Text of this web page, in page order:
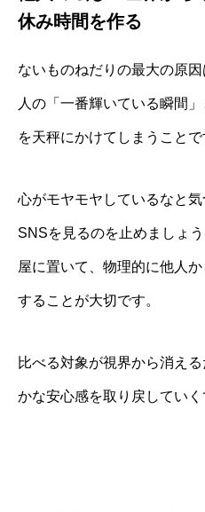
休み時間を作る
ないものねだりの最大の原
人の「一番輝いている瞬間
を天秤にかけてしまうことで
心がモヤモヤしているなと
SNSを見るのを止めましょ
屋に置いて、物理的に他人
することが大切です。
比べる対象が視界から消え
かな安心感を取り戻していく